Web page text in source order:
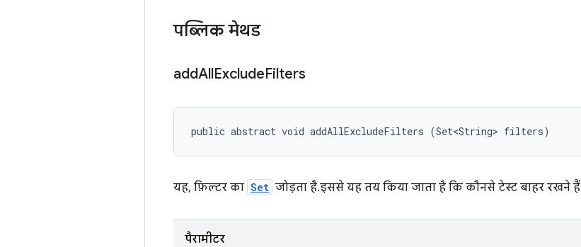
पब्लिक मेथड
addAllExcludeFilters
public abstract void addAllExcludeFilters (Set<String> filters)
यह, फ़िल्टर का Set जोड़ता है. इससे यह तय किया जाता है कि कौनसे टेस्ट बाहर रखने हैं.
पैरामीटर